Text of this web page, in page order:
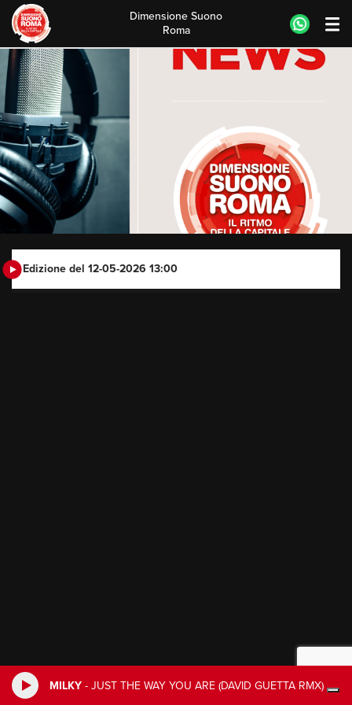
MILKY - JUST THE WAY YOU ARE (DAVID GUETTA RMX)
Skip
to
content
Dimensione Suono
Roma
Edizione del 12-05-2026 13:00